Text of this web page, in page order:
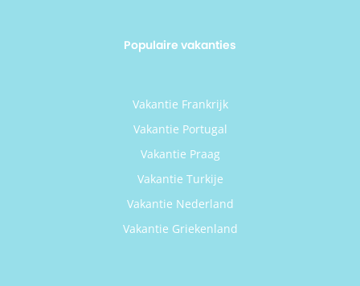
Populaire vakanties
Vakantie Frankrijk
Vakantie Portugal
Vakantie Praag
Vakantie Turkije
Vakantie Nederland
Vakantie Griekenland